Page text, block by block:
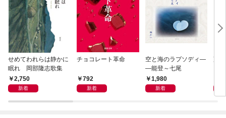
せめてわれらは静かに
眠れ 岡部隆志歌集
2,750
新着
チョコレート革命
792
新着
空と海のラプソディ―
―能登～七尾
1,980
新着
藤